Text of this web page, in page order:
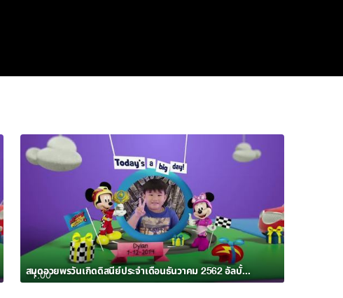
1:00 สมุดอวยพรวันเกิดดิสนีย์ประจำเดือนธันวาคม 2562 อัลบั้ม 3